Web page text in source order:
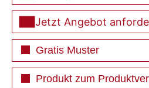
Jetzt Angebot
Gratis Muster
Produkt zum